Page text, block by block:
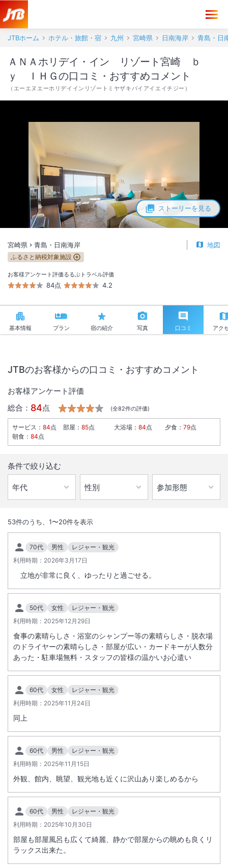
JTBホーム ホテル・旅館・宿 九州 宮崎県 日南海岸 青島・日
ストーリーを見る
ＡＮＡホリデイ・イン リゾート宮崎 ｂ
ｙ ＩＨＧの口コミ・おすすめコメント
（ エーエヌエーホリデイインリゾートミヤザキバイアイエイチジー ）
宮崎県 青島・日南海岸 地図
ふるさと納税対象施設
お客様アンケート評価
84点
るるぶトラベル評価
4.2
基本情報 プラン 宿の紹介 写真 口コミ アク
緑豊かな遊園地“こどものくに”と青島ビーチに隣接する大型リゾートホ
テルです。３階の展望温泉大浴場からは太平洋と青島が一望できます。
大浴場あり
駐車場あり
施設からのお知らせ
こどもＣ、またはこどもＤ（３歳以上）は朝食バイキング代として１，
１００円（税サ込）が現地払いとなります。
【※ホテル駐車場満車の場合】
提携駐車場(Times)をご利用の場合は、駐車券をホテルフロントへご提
示ください。
【館内レストラン店休日のお知らせ】
■２Ｆ和食処旬魚「日向雫」毎週火曜日
JTBのお客様からの口コミ・おすすめコメント
お客様アンケート評価
総合： 84点 (全82件の評価)
サービス ： 84点 部屋 ： 85点 大浴場 ： 84点 夕食 ： 79点
朝食 ： 84点
条件で絞り込む
53件のうち、 1〜20件を表示
70代 男性
レジャー・観光
利用時期： 2026年3月17日
立地が非常に良く、ゆったりと過ごせる。
50代 女性
レジャー・観光
利用時期： 2025年12月29日
食事の素晴らしさ・浴室のシャンプー等の素晴らしさ・脱衣場
のドライヤーの素晴らしさ・部屋が広い・カードキーが人数分
あった・駐車場無料・スタッフの皆様の温かいお心遣い
60代 女性
レジャー・観光
利用時期： 2025年11月24日
同上
60代 男性
レジャー・観光
利用時期： 2025年11月15日
外観、館内、眺望、観光地も近くに沢山あり楽しめるから
60代 男性
レジャー・観光
利用時期： 2025年10月30日
部屋も部屋風呂も広くて綺麗、静かで部屋からの眺めも良くリ
ラックス出来た。